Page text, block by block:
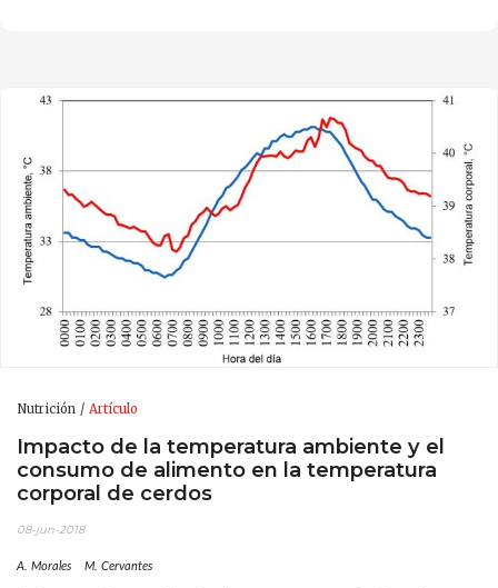
Nutrición Artículo
Impacto de la temperatura ambiente y el
consumo de alimento en la temperatura
corporal de cerdos
08-jun-2018
A. Morales M. Cervantes